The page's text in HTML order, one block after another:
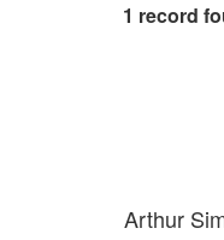
1 record
Arthur